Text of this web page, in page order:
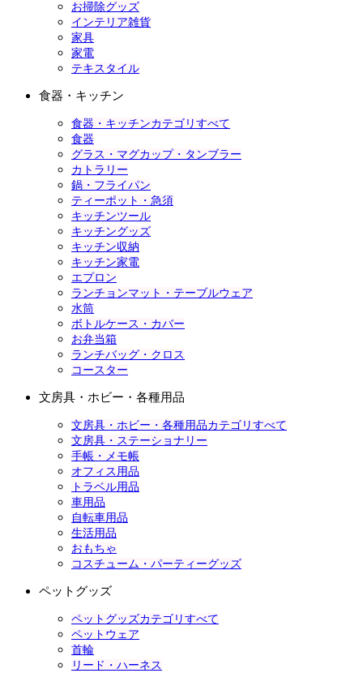
お掃除グッズ
インテリア雑貨
家具
家電
テキスタイル
食器・キッチン
食器・キッチンカテゴリすべて
食器
グラス・マグカップ・タンブラー
カトラリー
鍋・フライパン
ティーポット・急須
キッチンツール
キッチングッズ
キッチン収納
キッチン家電
エプロン
ランチョンマット・テーブルウェア
水筒
ボトルケース・カバー
お弁当箱
ランチバッグ・クロス
コースター
文房具・ホビー・各種用品
文房具・ホビー・各種用品カテゴリすべて
文房具・ステーショナリー
手帳・メモ帳
オフィス用品
トラベル用品
車用品
自転車用品
生活用品
おもちゃ
コスチューム・パーティーグッズ
ペットグッズ
ペットグッズカテゴリすべて
ペットウェア
首輪
リード・ハーネス